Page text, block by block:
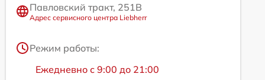
Павловский тракт, 251В
Адрес сервисного центра Liebherr
Режим работы:
Ежедневно с 9:00 до 21:00